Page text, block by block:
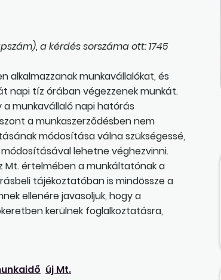
a kérdés sorszáma ott: 1745
alkalmazzanak munkavállalókat, és
napi tíz órában végezzenek munkát.
a munkavállaló napi hatórás
a munkaszerződésben nem
módosítása válna szükségessé,
lehetne véghezvinni.
Mt. értelmében a munkáltatónak a
tájékoztatóban is mindössze a
ellenére javasoljuk, hogy a
kerülnek foglalkoztatásra,
új Mt.